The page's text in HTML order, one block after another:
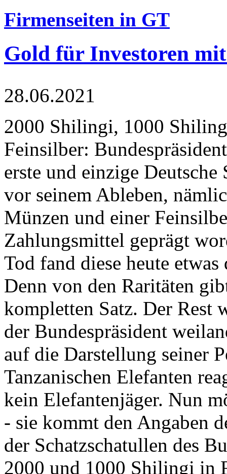
Firmenseiten in GT
Gold für Investoren
28.06.2021
2000 Shilingi, 1000
Feinsilber:
erste und einzige Deutsche
vor seinem Ableben,
Münzen und einer
Zahlungsmittel geprägt
Tod fand diese heute
Denn von den Raritäten
kompletten Satz. Der Rest
der Bundespräsident
auf die Darstellung seiner
Tanzanischen Elefanten
kein Elefantenjäger. Nun
- sie kommt den Angaben
der Schatzschatullen des
2000 und 1000 Shilingi in